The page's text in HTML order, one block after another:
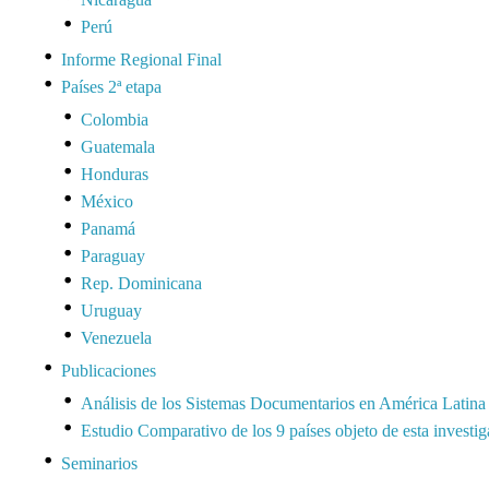
Perú
Informe Regional Final
Países 2ª etapa
Colombia
Guatemala
Honduras
México
Panamá
Paraguay
Rep. Dominicana
Uruguay
Venezuela
Publicaciones
Análisis de los Sistemas Documentarios en América Latina
Estudio Comparativo de los 9 países objeto de esta
Seminarios